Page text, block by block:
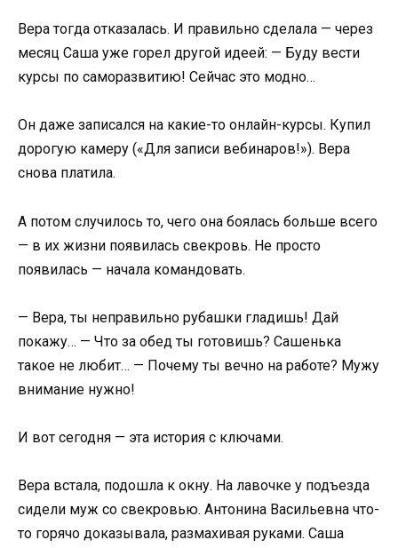
Вера тогда отказалась. И правильно сделала — через
месяц Саша уже горел другой идеей: — Буду вести
курсы по саморазвитию! Сейчас это модно…
Он даже записался на какие-то онлайн-курсы. Купил
дорогую камеру («Для записи вебинаров!»). Вера
снова платила.
А потом случилось то, чего она боялась больше всего
— в их жизни появилась свекровь. Не просто
появилась — начала командовать.
— Вера, ты неправильно рубашки гладишь! Дай
покажу… — Что за обед ты готовишь? Сашенька
такое не любит… — Почему ты вечно на работе? Мужу
внимание нужно!
И вот сегодня — эта история с ключами.
Вера встала, подошла к окну. На лавочке у подъезда
сидели муж со свекровью. Антонина Васильевна что-
то горячо доказывала, размахивая руками. Саша